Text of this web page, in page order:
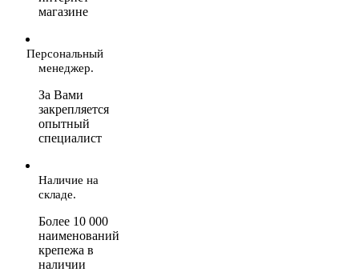
магазине
Персональный
менеджер.
За Вами
закрепляется
опытный
специалист
Наличие на
складе.
Более 10 000
наименований
крепежа в
наличии